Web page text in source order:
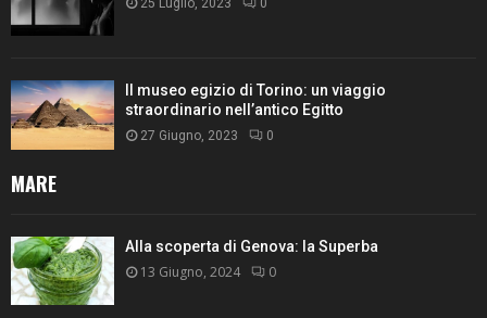
25 Luglio, 2023 0
Il museo egizio di Torino: un viaggio
straordinario nell’antico Egitto
27 Giugno, 2023 0
MARE
Alla scoperta di Genova: la Superba
13 Giugno, 2024 0